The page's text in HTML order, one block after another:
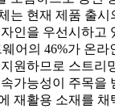
는 현재 제품 출시
인을 우선시하고
어의 46%가 온라
원하므로 스트리
가능성이 주목을
재활용 소재를 채